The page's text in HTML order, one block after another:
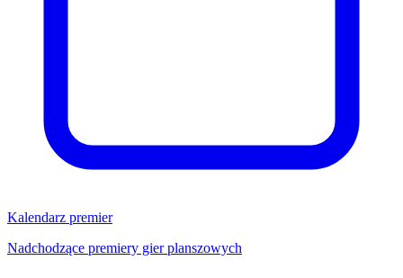
Kalendarz premier
Nadchodzące premiery gier planszowych